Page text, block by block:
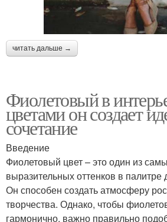
читать дальше →
Фиолетовый в
цветами он создает
сочетание
Введение
Фиолетовый цвет – это один из
выразительных оттенков в палитре
Он способен создать атмосферу
творчества. Однако, чтобы
гармонично, важно правильно